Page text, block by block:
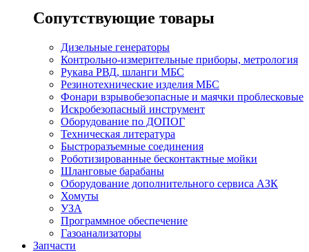
Сопутствующие товары
Дизельные генераторы
Контрольно-измерительные приборы, метрология
Рукава РВД, шланги МБС
Резинотехнические изделия МБС
Фонари взрывобезопасные и маячки проблесковые
Искробезопасный инструмент
Оборудование по ДОПОГ
Техническая литература
Быстроразъемные соединения
Роботизированные бесконтактные мойки
Шланговые барабаны
Оборудование дополнительного сервиса АЗК
Хомуты
УЗА
Программное обеспечение
Газоанализаторы
Запчасти